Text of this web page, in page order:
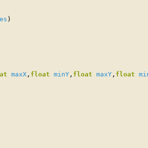
maxX , float minY , float maxY , float